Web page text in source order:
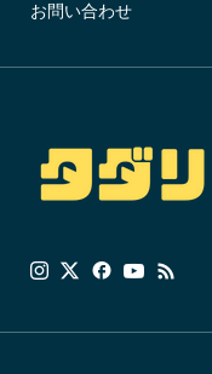
お問い合わせ